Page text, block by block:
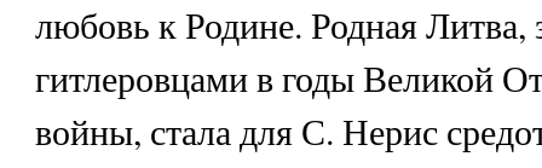
любовь к Родине. Родная Литва,
гитлеровцами в годы Великой
войны, стала для С. Нерис